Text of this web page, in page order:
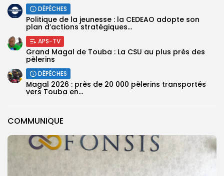
COMMUNIQUE
DÉPÊCHES
Politique de la jeunesse : la CEDEAO adopte son
plan d’actions stratégiques...
APS-TV
Grand Magal de Touba : La CSU au plus près des
pèlerins
DÉPÊCHES
Magal 2026 : près de 20 000 pèlerins transportés
vers Touba en...